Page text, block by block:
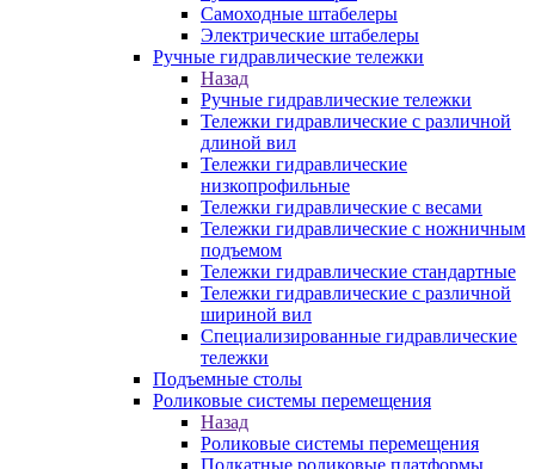
Самоходные штабелеры
Электрические штабелеры
Ручные гидравлические тележки
Назад
Ручные гидравлические тележки
Тележки гидравлические с различной
длиной вил
Тележки гидравлические
низкопрофильные
Тележки гидравлические с весами
Тележки гидравлические с ножничным
подъемом
Тележки гидравлические стандартные
Тележки гидравлические с различной
шириной вил
Специализированные гидравлические
тележки
Подъемные столы
Роликовые системы перемещения
Назад
Роликовые системы перемещения
Подкатные роликовые платформы